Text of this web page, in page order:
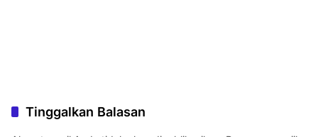
Tinggalkan Balasan